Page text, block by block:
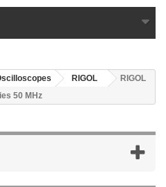
RIGOL
RIGOL
50 MHz